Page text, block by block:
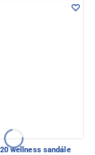
wellness sandále